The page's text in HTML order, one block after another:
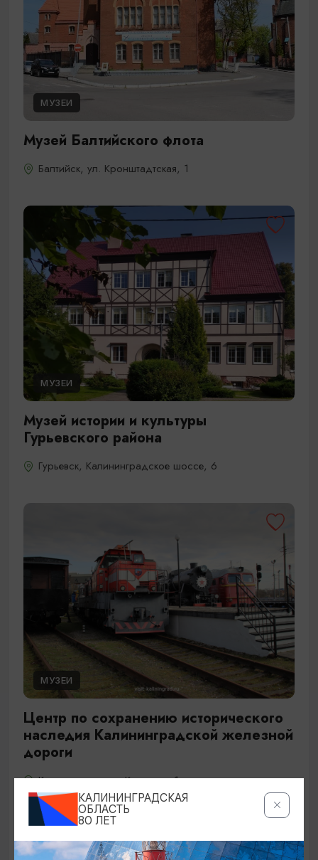
МУЗЕИ
Музей Балтийского флота
Балтийск, ул. Кронштадтская, 1
МУЗЕИ
Музей истории и культуры
Гурьевского района
Гурьевск, Калининградское шоссе, 6
МУЗЕИ
Центр по сохранению исторического
наследия Калининградской железной
дороги
Калининград, ул. Киевская, 1
КАЛИНИНГРАДСКАЯ
ОБЛАСТЬ
80 ЛЕТ